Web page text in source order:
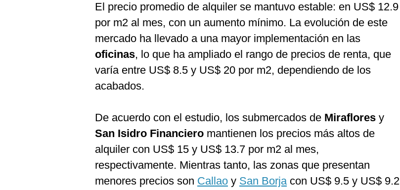
El precio promedio de alquiler se mantuvo estable: en US$ 12.9
por m2 al mes, con un aumento mínimo. La evolución de este
mercado ha llevado a una mayor implementación en las
oficinas, lo que ha ampliado el rango de precios de renta, que
varía entre US$ 8.5 y US$ 20 por m2, dependiendo de los
acabados.
De acuerdo con el estudio, los submercados de Miraflores y
San Isidro Financiero mantienen los precios más altos de
alquiler con US$ 15 y US$ 13.7 por m2 al mes,
respectivamente. Mientras tanto, las zonas que presentan
menores precios son Callao y San Borjacon US$ 9.5 y US$ 9.2